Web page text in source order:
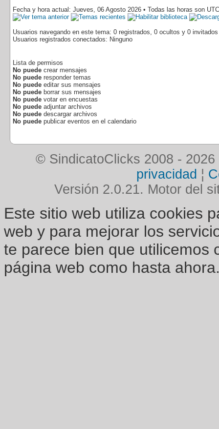
Fecha y hora actual: Jueves, 06 Agosto 2026 • Todas las horas son
Usuarios navegando en este tema: 0 registrados, 0 ocultos y 0 invitados
Usuarios registrados conectados: Ninguno
Lista de permisos
No puede crear mensajes
No puede responder temas
No puede editar sus mensajes
No puede borrar sus mensajes
No puede votar en encuestas
No puede adjuntar archivos
No puede descargar archivos
No puede publicar eventos en el calendario
© SindicatoClicks 2008 - 2026
privacidad ¦
Versión 2.0.21. Motor del
Este sitio web utiliza cookies
web y para mejorar los
te parece bien que utilicemos
página web como hasta